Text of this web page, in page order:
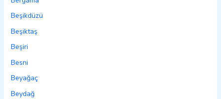
Beşikdüzü
Beşiktaş
Beşiri
Besni
Beyağaç
Beydağ